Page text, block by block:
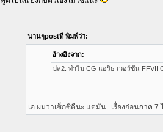
นานๆpostที พิมพ์ว่า:
อ้างอิงจาก:
ปล2. ทำไม CG แอริธ เวอร์ชั่น FFVII
เอ ผมว่าเซ็กซี่ดีนะ แต่มัน...เรื่องก่อนภาค